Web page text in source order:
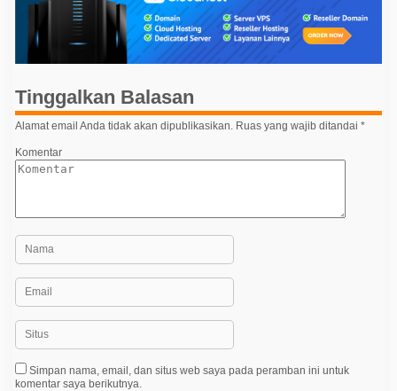
i
p
o
s
Tinggalkan Balasan
Alamat email Anda tidak akan dipublikasikan. Ruas yang wajib ditandai *
Komentar
Simpan nama, email, dan situs web saya pada peramban ini untuk
komentar saya berikutnya.